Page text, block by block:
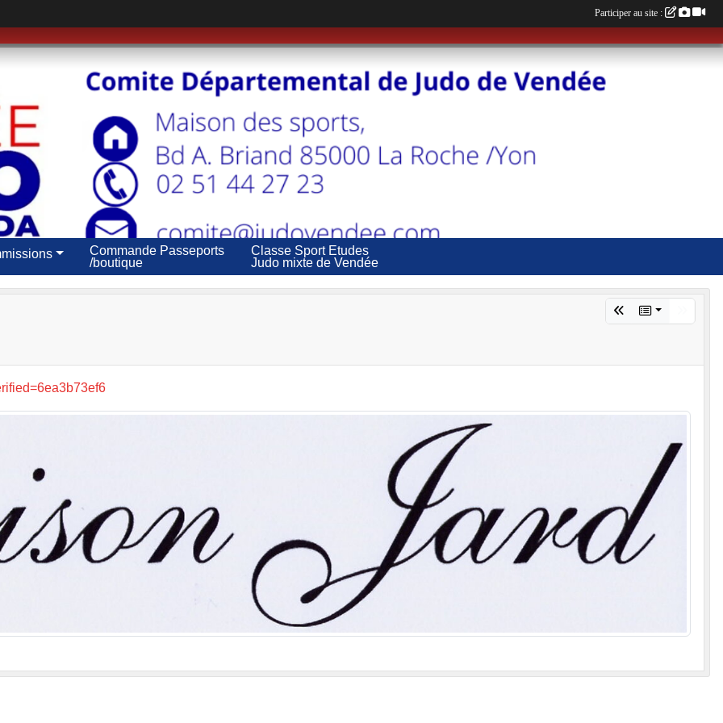
Commande Passeports
/boutique
Classe Sport Etudes
Judo mixte de Vendée
Participer au site :